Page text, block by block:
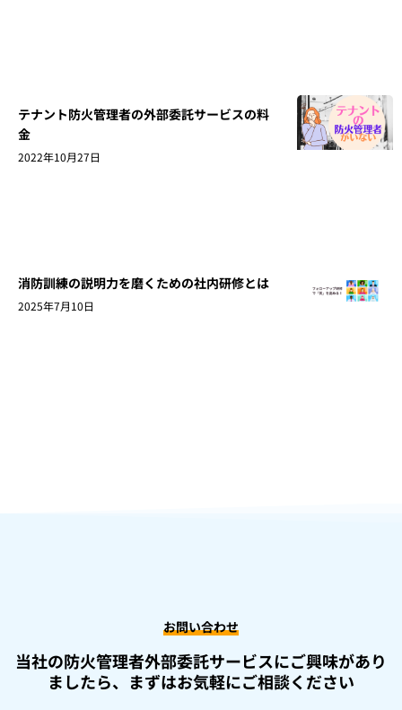
テナント防火管理者の外部委託サービスの料
金
2022年10月27日
消防訓練の説明力を磨くための社内研修とは
2025年7月10日
お問い合わせ
当社の防火管理者外部委託サービスにご興味があり
ましたら、 まずはお気軽にご相談ください